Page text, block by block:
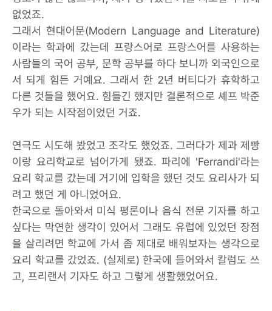
없었죠.
그래서 현대어문(Modern Language and Literature)
이라는 학과에 갔는데 프랑스어로 프랑스어를 사용하는
사람들의 국어 공부, 문학 공부를 하다 보니까 외국인으로
서 되게 힘든 거예요. 그래서 한 2년 버티다가 휴학하고
다른 것들을 했어요. 힘들긴 했지만 결론적으로 셰프 박준
우가 되는 시작점이었던 거죠.
연극도 시도해 봤었고 조각도 했었죠. 그러다가 제과 제빵
이랑 요리학교로 넘어가게 됐죠. 파리에 'Ferrandi'라는
요리 학교를 갔는데 거기에 입학을 했던 것도 요리사가 되
려고 했던 게 아니었어요.
한국으로 돌아와서 미식 평론이나 음식 전문 기자를 하고
싶다는 막연한 생각이 있어서 그래도 유럽에 있었던 장점
을 살리려면 학교에 가서 좀 제대로 배워보자는 생각으로
요리 학교를 갔었죠. (실제로) 한국에 들어와서 칼럼도 쓰
고, 프리랜서 기자도 하고 그렇게 생활했었어요.